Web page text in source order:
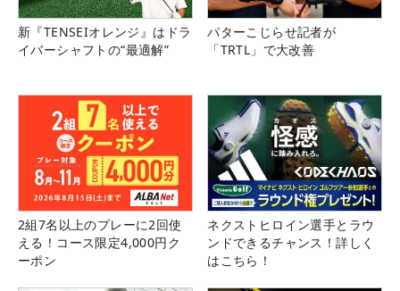
新『TENSEIオレンジ』はドラ
イバーシャフトの“最適解”
パターこじらせ記者が
「TRTL」で大改善
2組7名以上のプレーに2回使
える！コース限定4,000円ク
ーポン
ネクストヒロイン選手とラウ
ンドできるチャンス！詳しく
はこちら！